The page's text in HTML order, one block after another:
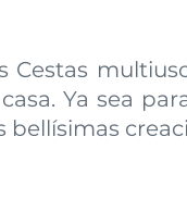
Cestas
Ya sea
bellísimas